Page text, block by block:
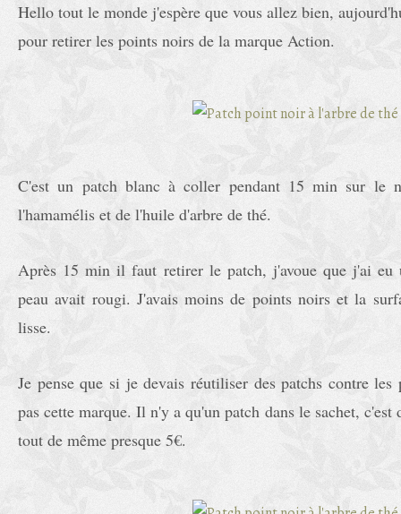
Hello tout le monde j'espère que vous allez bien,
pour retirer les points noirs de la marque Action.
C'est un patch blanc à coller pendant 15 min sur le
l'hamamélis et de l'huile d'arbre de thé.
Après 15 min il faut retirer le patch, j'avoue que j'ai eu
peau avait rougi. J'avais moins de points noirs et la
lisse.
Je pense que si je devais réutiliser des patchs contre
pas cette marque. Il n'y a qu'un patch dans le sachet, c'est
tout de même presque 5€.